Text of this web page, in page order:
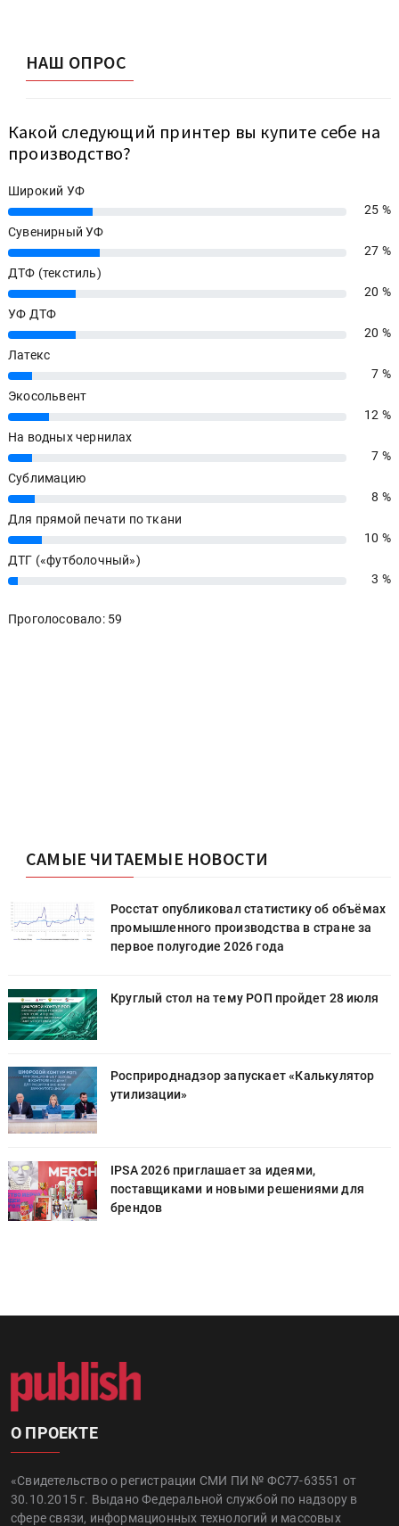
НАШ ОПРОС
Какой следующий принтер вы купите себе на
производство?
Широкий УФ
25%
25 %
Сувенирный УФ
27%
27 %
ДТФ (текстиль)
20%
20 %
УФ ДТФ
20%
20 %
Латекс
7%
7 %
Экосольвент
12%
12 %
На водных чернилах
7%
7 %
Сублимацию
8%
8 %
Для прямой печати по ткани
10%
10 %
ДТГ («футболочный»)
3% 3 %
Проголосовало: 59
САМЫЕ ЧИТАЕМЫЕ НОВОСТИ
Росстат опубликовал статистику об объёмах
промышленного производства в стране за
первое полугодие 2026 года
Круглый стол на тему РОП пройдет 28 июля
Росприроднадзор запускает «Калькулятор
утилизации»
IPSA 2026 приглашает за идеями,
поставщиками и новыми решениями для
брендов
О ПРОЕКТЕ
«Свидетельство о регистрации СМИ ПИ № ФС77-63551 от
30.10.2015 г. Выдано Федеральной службой по надзору в
сфере связи, информационных технологий и массовых